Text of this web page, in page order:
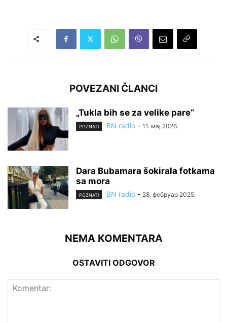
POVEZANI ČLANCI
„Tukla bih se za velike pare“
POZNATI BN radio - 11. мај 2026.
Dara Bubamara šokirala fotkama
sa mora
POZNATI BN radio - 28. фебруар 2025.
NEMA KOMENTARA
OSTAVITI ODGOVOR